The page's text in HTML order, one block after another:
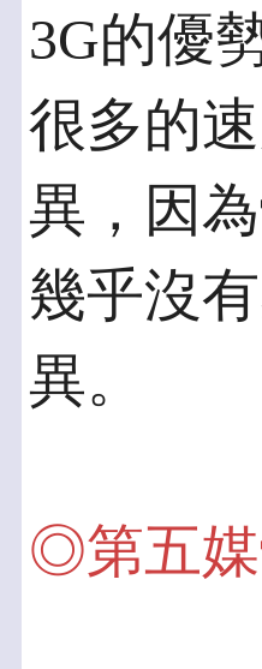
3G的優
很多的
異，因
幾乎沒
異。
◎第五